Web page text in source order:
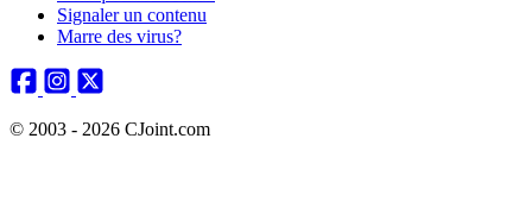
Signaler un contenu
Marre des virus?
© 2003 - 2026 CJoint.com